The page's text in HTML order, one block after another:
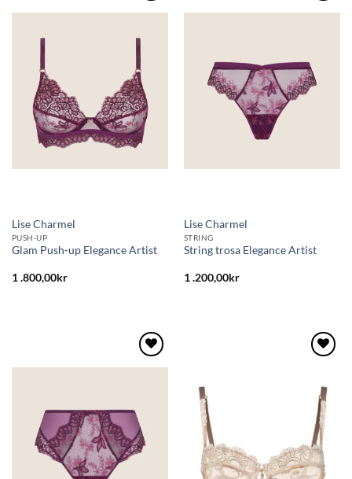
till i
Lise Charmel
PUSH-UP
Glam Push-up Elegance Artist
1 .800,00kr
Lise Charmel
STRING
String trosa Elegance Artist
1 .200,00kr
önskelistan